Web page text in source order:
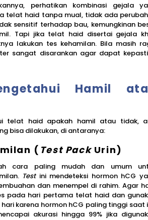
perhatikan kombinasi gejala
telat haid tanpa mual, tidak ada
sensitif terhadap bau, kemungkinan
Tapi jika telat haid disertai gejala
lakukan tes kehamilan. Bila masih
sangat disarankan agar dapat
Hamil
telat haid apakah hamil atau tidak,
bisa dilakukan, di antaranya:
( Test PackUrin)
cara paling mudah dan umum
Test ini mendeteksi hormon hCG
dan menempel di rahim. Agar
pada hari pertama telat haid dan
karena hormon hCG paling tinggi saat
akurasi hingga 99% jika